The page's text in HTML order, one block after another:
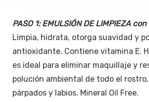
PASO 1: EMULSIÓN DE LIMPIEZA
Limpia, hidrata, otorga suavidad y
antioxidante. Contiene vitamina E.
es ideal para eliminar maquillaje y
polución ambiental de todo el
párpados y labios. Mineral Oil Free.